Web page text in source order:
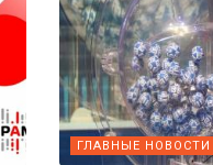
ГЛАВНЫЕ НОВОСТИ